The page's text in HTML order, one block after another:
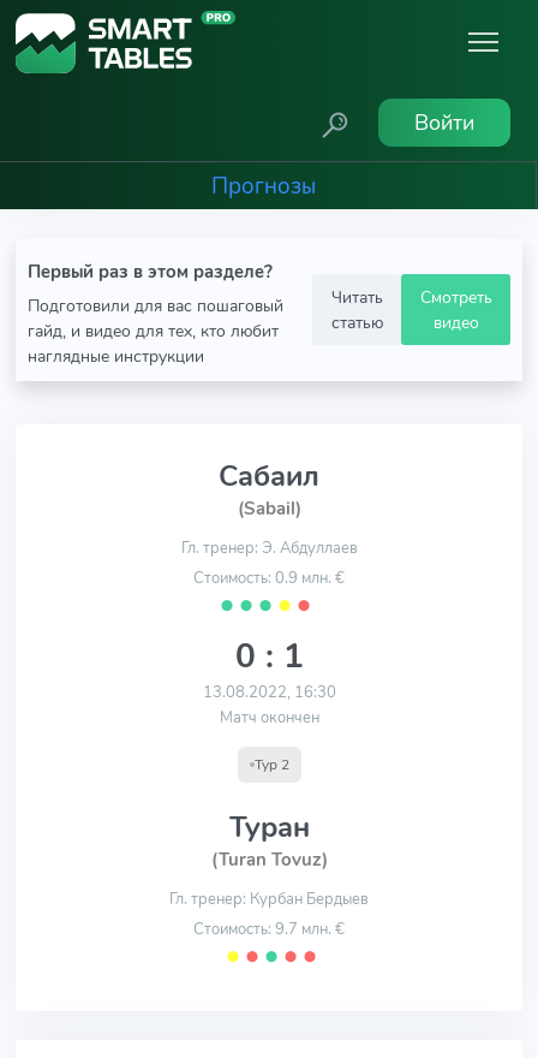
Войти
Прогнозы
Первый раз в этом разделе?
Подготовили для вас пошаговый
гайд, и видео для тех, кто любит
наглядные инструкции
Читать
статью
Смотреть
видео
Сабаил
(Sabail)
Гл. тренер: Э. Абдуллаев
Стоимость: 0.9 млн. €
⬤ ⬤ ⬤ ⬤ ⬤
0 : 1
13.08.2022, 16:30
Матч окончен
Тур 2
Туран
(Turan Tovuz)
Гл. тренер: Курбан Бердыев
Стоимость: 9.7 млн. €
⬤ ⬤ ⬤ ⬤ ⬤